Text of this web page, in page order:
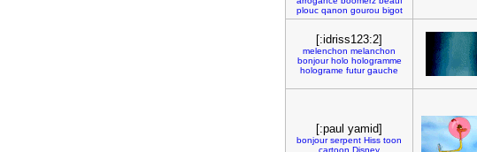
plouc qanon gourou bigot
[:idriss123:2]
melenchon melanchon
bonjour holo hologramme
holograme futur gauche
[:paul yamid]
bonjour serpent Hiss toon
cartoon Disney